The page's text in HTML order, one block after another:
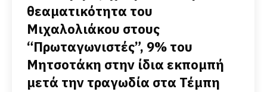
θεαματικότητα του
Μιχαλολιάκου στους
“Πρωταγωνιστές”, 9% του
Μητσοτάκη στην ίδια εκπομπή
μετά την τραγωδία στα Τέμπη